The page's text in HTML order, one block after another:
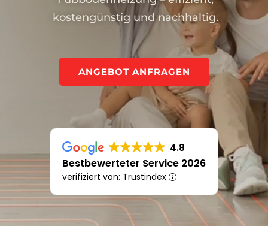
kostengünstig und nachhaltig.
ANGEBOT ANFRAGEN
4.8
Bestbewerteter Service 2026
verifiziert von: Trustindex